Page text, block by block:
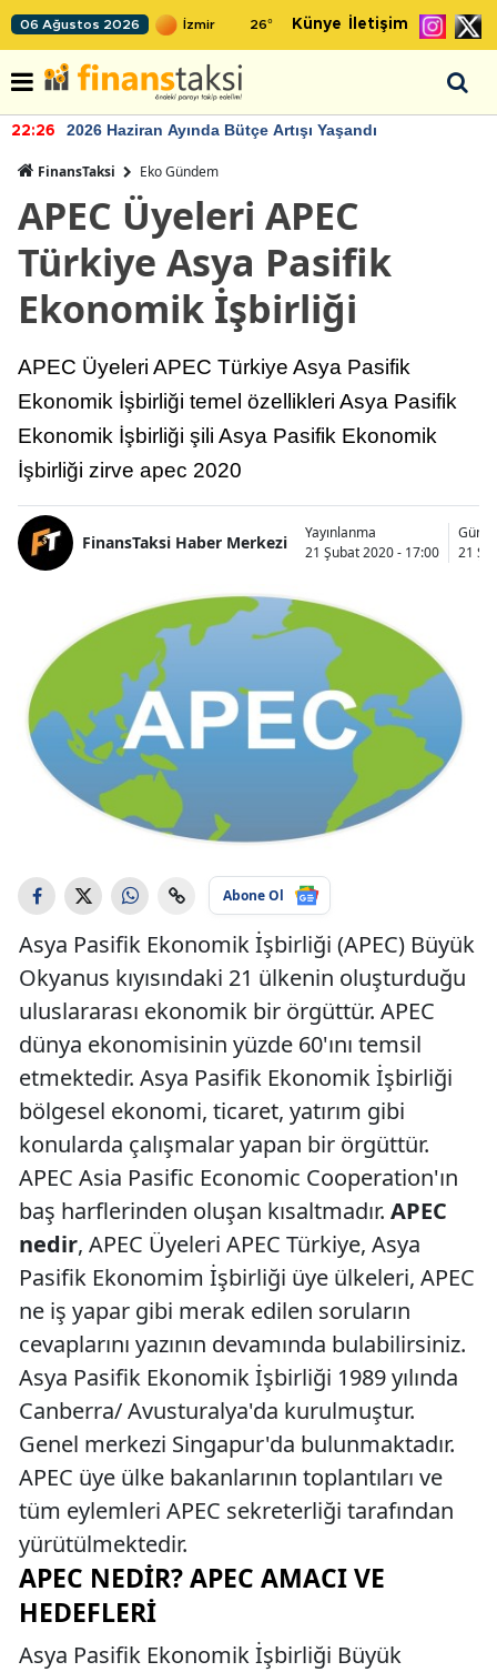
06 Ağustos 2026 26° Künye İletişim
22:26 2026 Haziran Ayında Bütçe Artışı Yaşandı
FinansTaksi Eko Gündem
APEC Üyeleri APEC
Türkiye Asya Pasifik
Ekonomik İşbirliği
APEC Üyeleri APEC Türkiye Asya Pasifik
Ekonomik İşbirliği temel özellikleri Asya Pasifik
Ekonomik İşbirliği şili Asya Pasifik Ekonomik
İşbirliği zirve apec 2020
FinansTaksi Haber Merkezi
Yayınlanma
21 Şubat 2020 - 17:00
21
Abone Ol
Asya Pasifik Ekonomik İşbirliği (APEC) Büyük
Okyanus kıyısındaki 21 ülkenin oluşturduğu
uluslararası ekonomik bir örgüttür. APEC
dünya ekonomisinin yüzde 60'ını temsil
etmektedir. Asya Pasifik Ekonomik İşbirliği
bölgesel ekonomi, ticaret, yatırım gibi
konularda çalışmalar yapan bir örgüttür.
APEC Asia Pasific Economic Cooperation'ın
baş harflerinden oluşan kısaltmadır. APEC
nedir, APEC Üyeleri APEC Türkiye, Asya
Pasifik Ekonomim İşbirliği üye ülkeleri, APEC
ne iş yapar gibi merak edilen soruların
cevaplarını yazının devamında bulabilirsiniz.
Asya Pasifik Ekonomik İşbirliği 1989 yılında
Canberra/ Avusturalya'da kurulmuştur.
Genel merkezi Singapur'da bulunmaktadır.
APEC üye ülke bakanlarının toplantıları ve
tüm eylemleri APEC sekreterliği tarafından
yürütülmektedir.
APEC NEDIR? APEC AMACI VE
HEDEFLERI
Asya Pasifik Ekonomik İşbirliği Büyük